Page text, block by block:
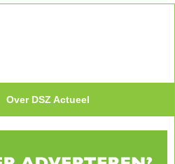
Over DSZ Actueel